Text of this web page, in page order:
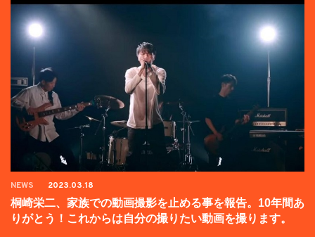
NEWS 2023.03.18
桐崎栄二、家族での動画撮影を止める事を報告。10年間あ
りがとう！これからは自分の撮りたい動画を撮ります。